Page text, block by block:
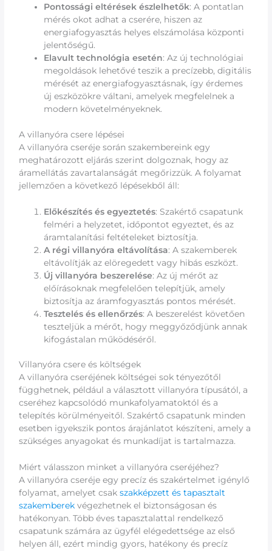
Pontossági eltérések észlelhetők: A pontatlan
mérés okot adhat a cserére, hiszen az
energiafogyasztás helyes elszámolása központi
jelentőségű.
Elavult technológia esetén: Az új technológiai
megoldások lehetővé teszik a precízebb, digitális
mérését az energiafogyasztásnak, így érdemes
új eszközökre váltani, amelyek megfelelnek a
modern követelményeknek.
A villanyóra csere lépései
A villanyóra cseréje során szakembereink egy
meghatározott eljárás szerint dolgoznak, hogy az
áramellátás zavartalanságát megőrizzük. A folyamat
jellemzően a következő lépésekből áll:
Előkészítés és egyeztetés: Szakértő csapatunk
felméri a helyzetet, időpontot egyeztet, és az
áramtalanítási feltételeket biztosítja.
A régi villanyóra eltávolítása: A szakemberek
eltávolítják az elöregedett vagy hibás eszközt.
Új villanyóra beszerelése: Az új mérőt az
előírásoknak megfelelően telepítjük, amely
biztosítja az áramfogyasztás pontos mérését.
Tesztelés és ellenőrzés: A beszerelést követően
teszteljük a mérőt, hogy meggyőződjünk annak
kifogástalan működéséről.
Villanyóra csere és költségek
A villanyóra cseréjének költségei sok tényezőtől
függhetnek, például a választott villanyóra típusától, a
cseréhez kapcsolódó munkafolyamatoktól és a
telepítés körülményeitől. Szakértő csapatunk minden
esetben igyekszik pontos árajánlatot készíteni, amely a
szükséges anyagokat és munkadíjat is tartalmazza.
Miért válasszon minket a villanyóra cseréjéhez?
A villanyóra cseréje egy precíz és szakértelmet igénylő
folyamat, amelyet csakszakképzett és tapasztalt
szakemberek végezhetnek el biztonságosan és
hatékonyan. Több éves tapasztalattal rendelkező
csapatunk számára az ügyfél elégedettsége az első
helyen áll, ezért mindig gyors, hatékony és precíz